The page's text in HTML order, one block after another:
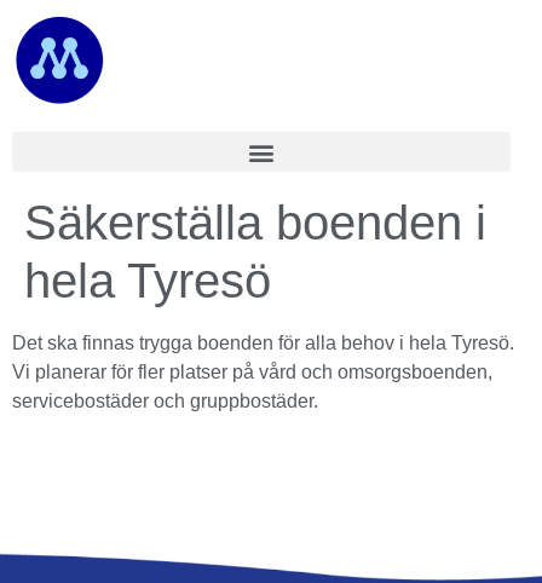
Säkerställa boenden i
hela Tyresö
Det ska finnas trygga boenden för alla behov i hela Tyresö.
Vi planerar för fler platser på vård och omsorgsboenden,
servicebostäder och gruppbostäder.